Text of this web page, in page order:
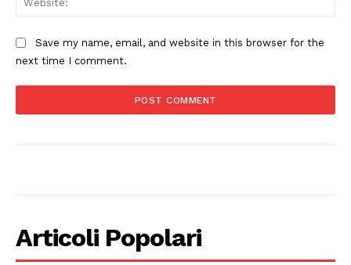
Save my name, email, and website in this browser for the
next time I comment.
Articoli Popolari